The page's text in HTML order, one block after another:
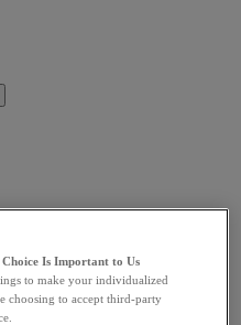
transparentnosti
kliničnih ispitivanja
Choice Is Important to Us
to make your individualized
choosing to accept third-party